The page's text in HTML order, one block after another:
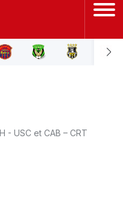
- USC et CAB – CRT